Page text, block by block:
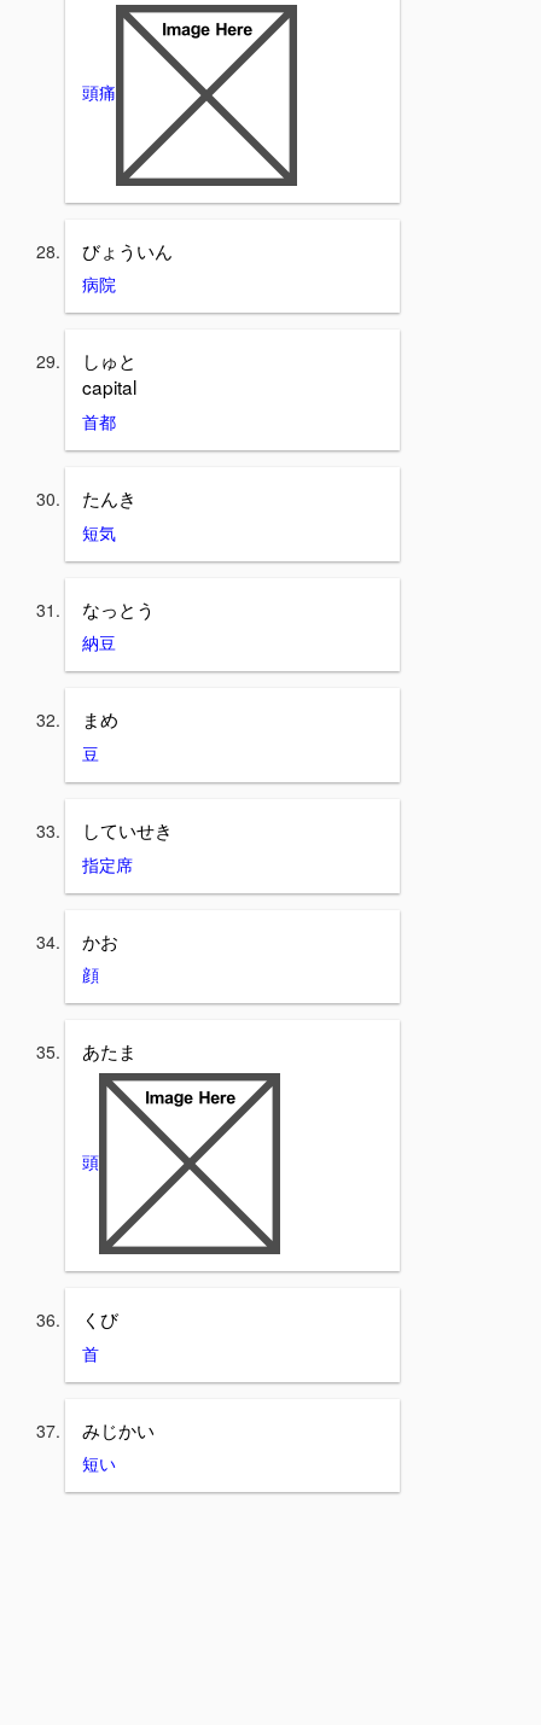
頭痛
びょういん
病院
しゅと
capital
首都
たんき
短気
なっとう
納豆
まめ
豆
していせき
指定席
かお
顔
あたま
頭
くび
首
みじかい
短い